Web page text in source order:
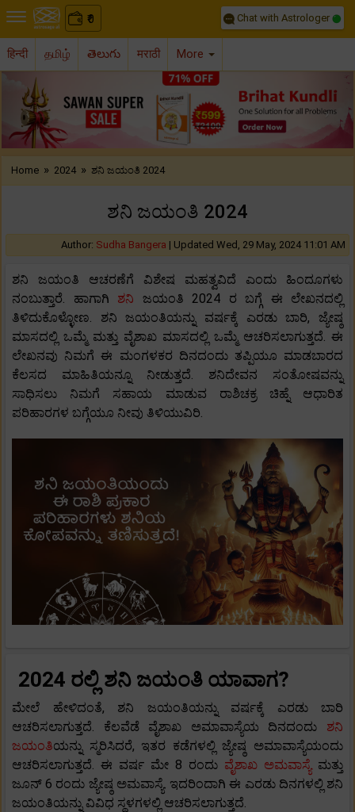
₹
0 Chat with Astrologer
हिन्दी தமிழ் తెలుగు मराठी More
Previous
Home » 2024 » ಶನಿ ಜಯಂತಿ 2024
ಶನಿ ಜಯಂತಿ 2024
Author: Sudha Bangera | Updated Wed, 29 May, 2024 11:01 AM
ಶನಿ ಜಯಂತಿ ಆಚರಣೆಗೆ ವಿಶೇಷ ಮಹತ್ವವಿದೆ ಎಂದು ಹಿಂದೂಗಳು
ನಂಬುತ್ತಾರೆ. ಹಾಗಾಗಿ ಶನಿ ಜಯಂತಿ 2024 ರ ಬಗ್ಗೆ ಈ ಲೇಖನದಲ್ಲಿ
ತಿಳಿದುಕೊಳ್ಳೋಣ. ಶನಿ ಜಯಂತಿಯನ್ನು ವರ್ಷಕ್ಕೆ ಎರಡು ಬಾರಿ, ಜ್ಯೇಷ್ಠ
ಮಾಸದಲ್ಲಿ ಒಮ್ಮೆ ಮತ್ತು ವೈಶಾಖ ಮಾಸದಲ್ಲಿ ಒಮ್ಮೆ ಆಚರಿಸಲಾಗುತ್ತದೆ. ಈ
ಲೇಖನವು ನಿಮಗೆ ಈ ಮಂಗಳಕರ ದಿನದಂದು ತಪ್ಪಿಯೂ ಮಾಡಬಾರದ
ಕೆಲಸದ ಮಾಹಿತಿಯನ್ನೂ ನೀಡುತ್ತದೆ. ಶನಿದೇವನ ಸಂತೋಷವನ್ನು
ಸಾಧಿಸಲು ನಿಮಗೆ ಸಹಾಯ ಮಾಡುವ ರಾಶಿಚಕ್ರ ಚಿಹ್ನೆ ಆಧಾರಿತ
ಪರಿಹಾರಗಳ ಬಗ್ಗೆಯೂ ನೀವು ತಿಳಿಯುವಿರಿ.
2024 ರಲ್ಲಿ ಶನಿ ಜಯಂತಿ ಯಾವಾಗ?
ಮೇಲೆ ಹೇಳಿದಂತೆ, ಶನಿ ಜಯಂತಿಯನ್ನು ವರ್ಷಕ್ಕೆ ಎರಡು ಬಾರಿ
ಆಚರಿಸಲಾಗುತ್ತದೆ. ಕೆಲವೆಡೆ ವೈಶಾಖ ಅಮಾವಾಸ್ಯೆಯ ದಿನದಂದು ಶನಿ
ಜಯಂತಿಯನ್ನು ಸ್ಮರಿಸಿದರೆ, ಇತರ ಕಡೆಗಳಲ್ಲಿ ಜ್ಯೇಷ್ಠ ಅಮಾವಾಸ್ಯೆಯಂದು
ಆಚರಿಸಲಾಗುತ್ತದೆ. ಈ ವರ್ಷ ಮೇ 8 ರಂದು ವೈಶಾಖ ಅಮವಾಸ್ಯೆಮತ್ತು
ಜೂನ್ 6 ರಂದು ಜ್ಯೇಷ್ಠ ಅಮವಾಸ್ಯೆ. ಇದರಿಂದಾಗಿ ಈ ಎರಡು ದಿನಗಳಲ್ಲಿ ಶನಿ
ಜಯಂತಿಯನ್ನು ವಿವಿಧ ಸ್ಥಳಗಳಲ್ಲಿ ಆಚರಿಸಲಾಗುತ್ತದೆ.